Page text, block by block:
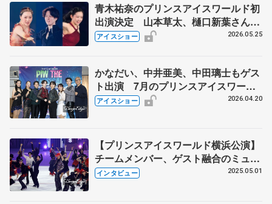
青木祐奈のプリンスアイスワールド初
出演決定 山本草太、樋口新葉さんも
ゲストに 7月の横浜公演
アイスショー 2026.05.25
かなだい、中井亜美、中田璃士もゲス
ト出演 7月のプリンスアイスワール
ド横浜公演
アイスショー 2026.04.20
【プリンスアイスワールド横浜公演】
チームメンバー、ゲスト融合のミュー
ジカル演出 友野一希、初披露の来季
インタビュー 2025.05.01